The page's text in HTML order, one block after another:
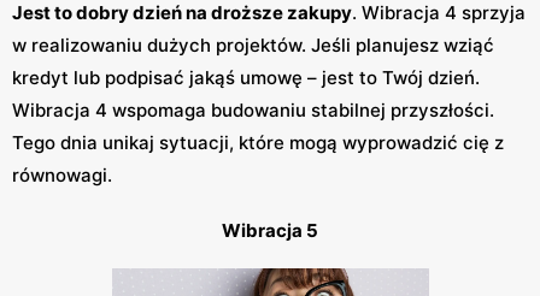
Jest to dobry dzień na droższe zakupy. Wibracja 4 sprzyja
w realizowaniu dużych projektów. Jeśli planujesz wziąć
kredyt lub podpisać jakąś umowę – jest to Twój dzień.
Wibracja 4 wspomaga budowaniu stabilnej przyszłości.
Tego dnia unikaj sytuacji, które mogą wyprowadzić cię z
równowagi.
Wibracja 5